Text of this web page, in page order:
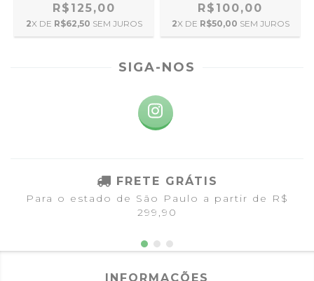
R$125,00
2X DE R$62,50 SEM JUROS
R$100,00
2X DE R$50,00 SEM JUROS
SIGA-NOS
FRETE GRÁTIS
Para o estado de São Paulo a partir de R$
299,90
INFORMAÇÕES